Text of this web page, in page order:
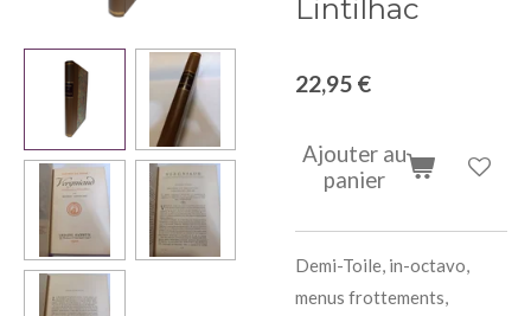
Lintilhac
22,95 €
Ajouter au
panier
Demi-Toile, in-octavo,
menus frottements,